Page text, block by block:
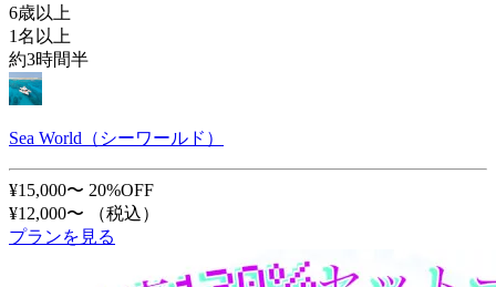
6歳以上
1名以上
約3時間半
Sea World（シーワールド）
¥15,000〜 20%OFF
¥12,000〜
（税込）
プランを見る